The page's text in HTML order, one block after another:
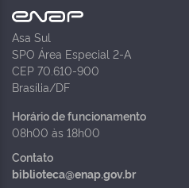
Asa Sul
SPO Área Especial 2-A
CEP 70.610-900
Brasília/DF
Horário de funcionamento
08h00 às 18h00
Contato
biblioteca@enap.gov.br